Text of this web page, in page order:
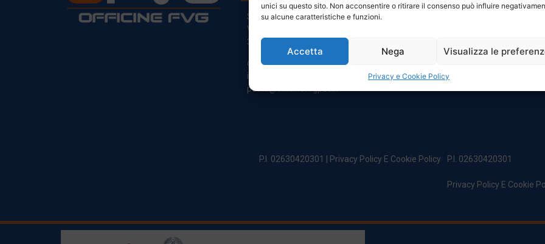
unici su questo sito. Non acconsentire o ritirare il consenso può influire
su alcune caratteristiche e funzioni.
Accetta Nega Visualizza le
Privacy e Cookie Policy
Sede Legale:
Via Principe Di Udine 144
33030 Campoformido (Ud)
clienti@officinefvg.it
info@officinefvg.it
posta@officinefvgpec.It
Domenica: Chiuso
P.I. 02630420301 | Privacy Policy E Cookie Policy P.I. 02630420301
Privacy Policy E Cookie